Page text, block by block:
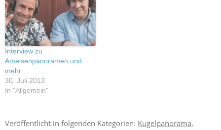
Interview zu
Ameisenpanoramen und
mehr
30. Juli 2013
In "Allgemein"
Veröffentlicht in folgenden Kategorien: Kugelpanorama,